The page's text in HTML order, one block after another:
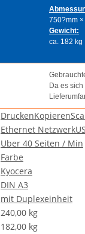
750?mm
Gewicht:
ca. 182 kg
Da es
DruckenKopieren
Ethernet Netzwerk
Uber 40 Seiten / Min
Farbe
Kyocera
DIN A3
mit Duplexeinheit
240,00 kg
182,00 kg